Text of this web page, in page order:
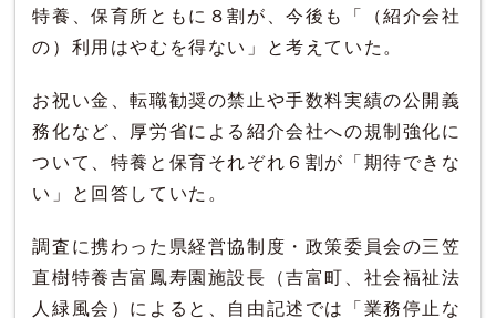
特養、保育所ともに８割が、今後も「（紹介会社
の）利用はやむを得ない」と考えていた。
お祝い金、転職勧奨の禁止や手数料実績の公開義
務化など、厚労省による紹介会社への規制強化に
ついて、特養と保育それぞれ６割が「期待できな
い」と回答していた。
調査に携わった県経営協制度・政策委員会の三笠
直樹特養吉富鳳寿園施設長（吉富町、社会福祉法
人緑風会）によると、自由記述では「業務停止な